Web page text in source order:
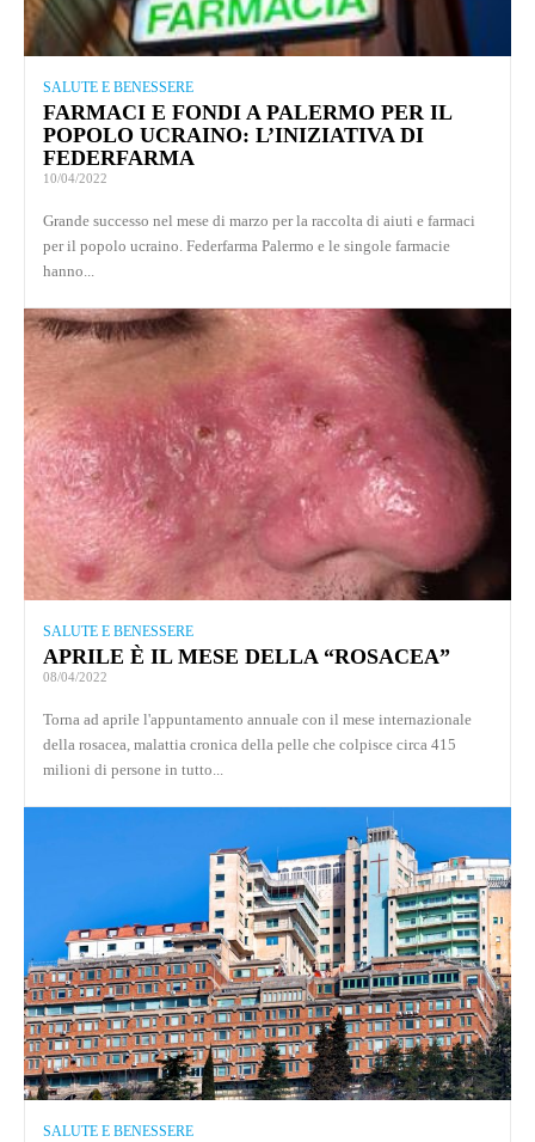
SALUTE E BENESSERE
FARMACI E FONDI A PALERMO PER IL
POPOLO UCRAINO: L’INIZIATIVA DI
FEDERFARMA
10/04/2022
Grande successo nel mese di marzo per la raccolta di aiuti e farmaci
per il popolo ucraino. Federfarma Palermo e le singole farmacie
hanno...
SALUTE E BENESSERE
APRILE È IL MESE DELLA “ROSACEA”
08/04/2022
Torna ad aprile l'appuntamento annuale con il mese internazionale
della rosacea, malattia cronica della pelle che colpisce circa 415
milioni di persone in tutto...
SALUTE E BENESSERE